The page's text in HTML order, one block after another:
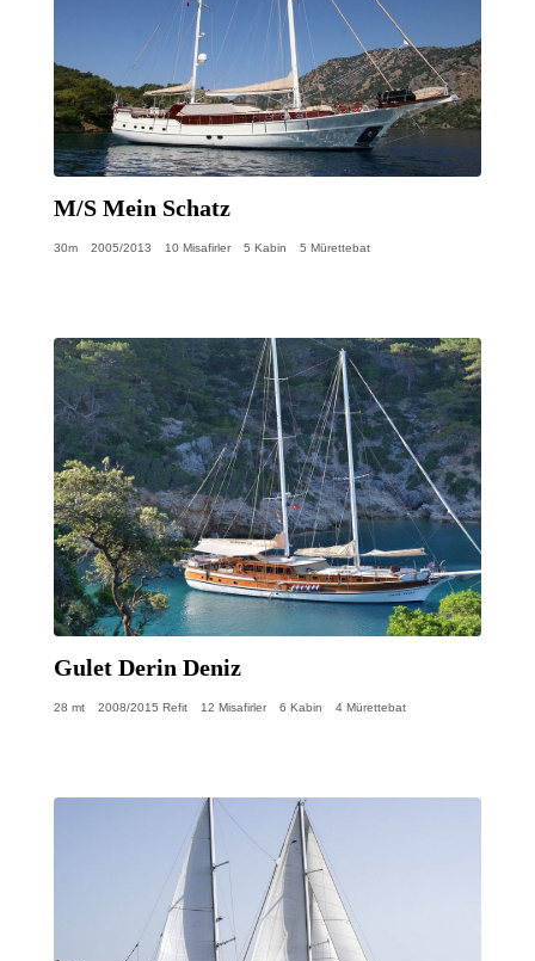
M/S Mein Schatz
30m 2005/2013 10 Misafirler 5 Kabin 5 Mürettebat
Gulet Derin Deniz
28 mt 2008/2015 Refit 12 Misafirler 6 Kabin 4 Mürettebat